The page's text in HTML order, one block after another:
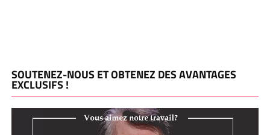
SOUTENEZ-NOUS ET OBTENEZ DES AVANTAGES
EXCLUSIFS !